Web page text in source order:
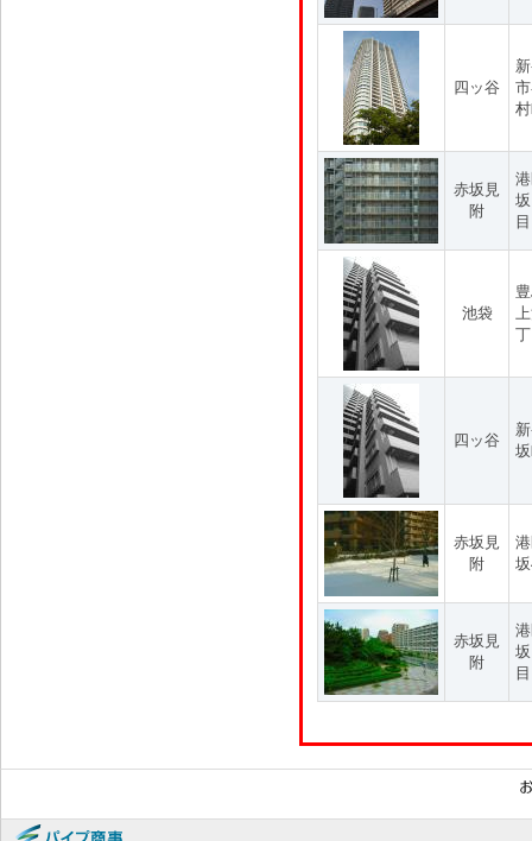
四ッ谷
赤坂見
附
目
池袋
四ッ谷
赤坂見
附
赤坂見
附
目